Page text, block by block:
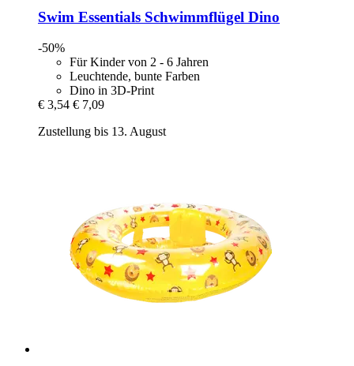
Swim Essentials Schwimmflügel Dino
-50%
Für Kinder von 2 - 6 Jahren
Leuchtende, bunte Farben
Dino in 3D-Print
€ 3,54 € 7,09
Zustellung bis 13. August